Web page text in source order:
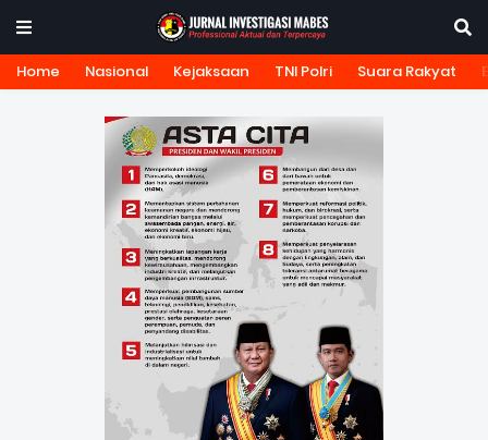
Home Nasional Kejaksaan TNI Polri Suara Rakyat